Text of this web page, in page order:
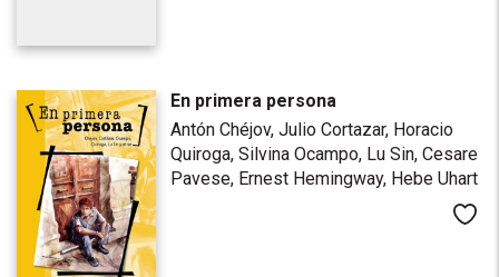
En primera persona
Antón Chéjov, Julio Cortazar, Horacio
Quiroga, Silvina Ocampo, Lu Sin, Cesare
Pavese, Ernest Hemingway, Hebe Uhart